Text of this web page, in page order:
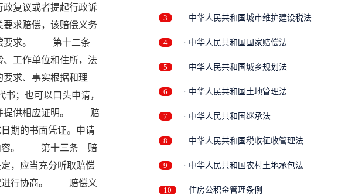
复议或者提起行政诉
求赔偿，该赔偿义务
偿要求。 第十二条
工作单位和住所，法
求、事实根据和理
；也可以口头申请，
并提供相应证明。 赔
期的书面凭证。申请
内容。 第十三条 赔
，应当充分听取赔偿
定进行协商。 赔偿义
3 · 中华人民共和国城市维护建设税法
4 · 中华人民共和国国家赔偿法
5 · 中华人民共和国城乡规划法
6 · 中华人民共和国土地管理法
7 · 中华人民共和国继承法
8 · 中华人民共和国税收征收管理法
9 · 中华人民共和国农村土地承包法
10 · 住房公积金管理条例